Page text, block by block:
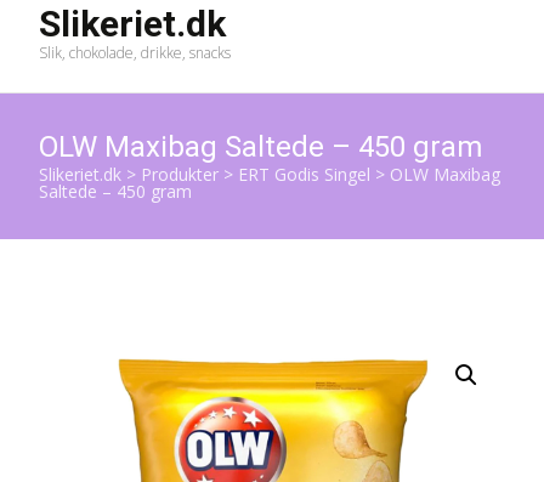
Slikeriet.dk
Slik, chokolade, drikke, snacks
OLW Maxibag Saltede – 450 gram
Slikeriet.dk > Produkter > ERT Godis Singel > OLW Maxibag
Saltede – 450 gram